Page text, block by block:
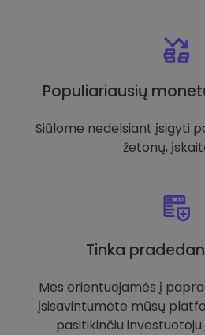
Populiariausių
Siūlome nedelsiant įsigyti
žetonų,
Tinka
Mes orientuojamės į
įsisavintumėte mūsų
pasitikinčiu